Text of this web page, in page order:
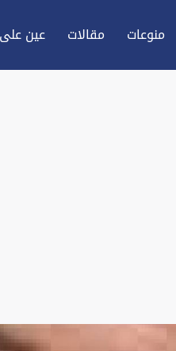
منوعات مقالات عين